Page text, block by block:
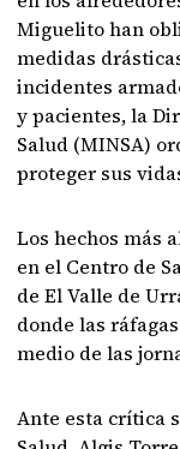
Miguelito han
medidas
incidentes
y pacientes, la
Salud (MINSA)
proteger sus
Los hechos más
en el Centro de
de El Valle de
donde las
medio de las
Ante esta crítica